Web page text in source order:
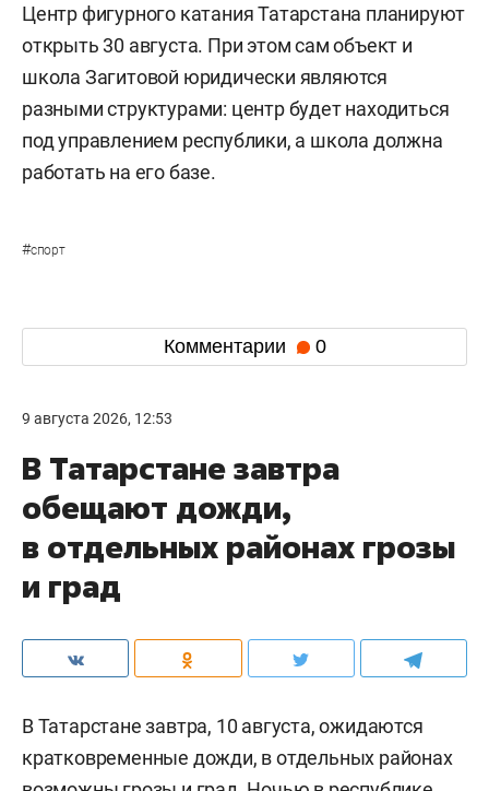
Центр фигурного катания Татарстана планируют
открыть 30 августа. При этом сам объект и
школа Загитовой юридически являются
разными структурами: центр будет находиться
под управлением республики, а школа должна
работать на его базе.
#спорт
Комментарии 0
9 августа 2026, 12:53
В Татарстане завтра
обещают дожди,
в отдельных районах грозы
и град
В Татарстане завтра, 10 августа, ожидаются
кратковременные дожди, в отдельных районах